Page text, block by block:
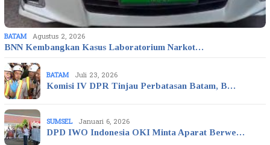
BATAM Agustus 2, 2026
BNN Kembangkan Kasus Laboratorium Narkot…
BATAM Juli 23, 2026
Komisi IV DPR Tinjau Perbatasan Batam, B…
SUMSEL Januari 6, 2026
DPD IWO Indonesia OKI Minta Aparat Berwe…